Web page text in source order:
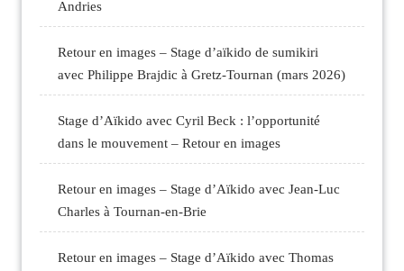
Andries
Retour en images – Stage d’aïkido de sumikiri
avec Philippe Brajdic à Gretz-Tournan (mars 2026)
Stage d’Aïkido avec Cyril Beck : l’opportunité
dans le mouvement – Retour en images
Retour en images – Stage d’Aïkido avec Jean-Luc
Charles à Tournan-en-Brie
Retour en images – Stage d’Aïkido avec Thomas